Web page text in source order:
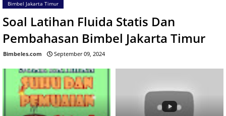
Bimbel Jakarta Timur
Soal Latihan Fluida Statis Dan
Pembahasan Bimbel Jakarta Timur
Bimbeles.com September 09, 2024